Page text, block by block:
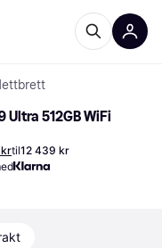
Ultra 512GB WiFi
til12 439 kr